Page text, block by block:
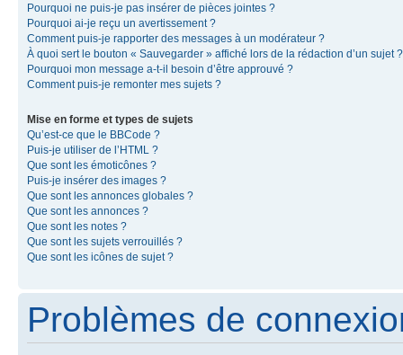
Pourquoi ne puis-je pas insérer de pièces jointes ?
Pourquoi ai-je reçu un avertissement ?
Comment puis-je rapporter des messages à un modérateur ?
À quoi sert le bouton « Sauvegarder » affiché lors de la rédaction d’un sujet ?
Pourquoi mon message a-t-il besoin d’être approuvé ?
Comment puis-je remonter mes sujets ?
Mise en forme et types de sujets
Qu’est-ce que le BBCode ?
Puis-je utiliser de l’HTML ?
Que sont les émoticônes ?
Puis-je insérer des images ?
Que sont les annonces globales ?
Que sont les annonces ?
Que sont les notes ?
Que sont les sujets verrouillés ?
Que sont les icônes de sujet ?
Problèmes de